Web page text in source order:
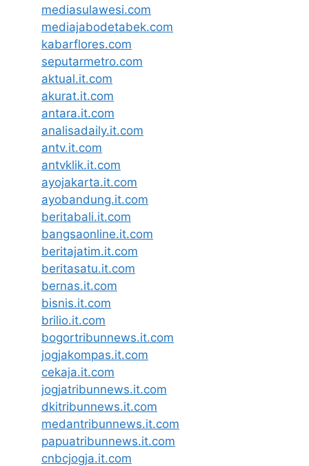
mediasulawesi.com
mediajabodetabek.com
kabarflores.com
seputarmetro.com
aktual.it.com
akurat.it.com
antara.it.com
analisadaily.it.com
antv.it.com
antvklik.it.com
ayojakarta.it.com
ayobandung.it.com
beritabali.it.com
bangsaonline.it.com
beritajatim.it.com
beritasatu.it.com
bernas.it.com
bisnis.it.com
brilio.it.com
bogortribunnews.it.com
jogjakompas.it.com
cekaja.it.com
jogjatribunnews.it.com
dkitribunnews.it.com
medantribunnews.it.com
papuatribunnews.it.com
cnbcjogja.it.com